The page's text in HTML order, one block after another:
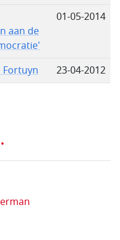
aan de
01-05-2014
Fortuyn 23-04-2012